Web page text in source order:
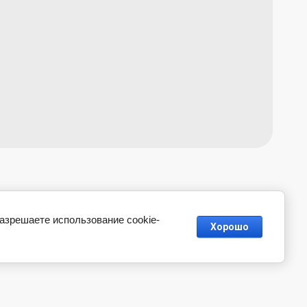
использование cookie-
Хорошо